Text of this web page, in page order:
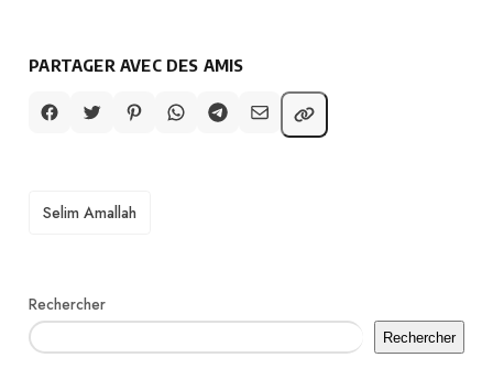
PARTAGER AVEC DES AMIS
TAGS
Selim Amallah
Rechercher
Rechercher